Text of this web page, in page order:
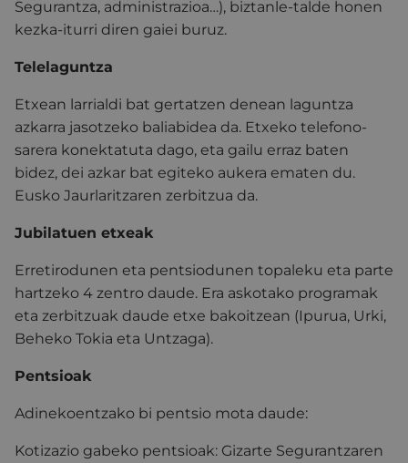
Segurantza, administrazioa…), biztanle-talde honen
kezka-iturri diren gaiei buruz.
Telelaguntza
Etxean larrialdi bat gertatzen denean laguntza
azkarra jasotzeko baliabidea da. Etxeko telefono-
sarera konektatuta dago, eta gailu erraz baten
bidez, dei azkar bat egiteko aukera ematen du.
Eusko Jaurlaritzaren zerbitzua da.
Jubilatuen etxeak
Erretirodunen eta pentsiodunen topaleku eta parte
hartzeko 4 zentro daude. Era askotako programak
eta zerbitzuak daude etxe bakoitzean (Ipurua, Urki,
Beheko Tokia eta Untzaga).
Pentsioak
Adinekoentzako bi pentsio mota daude:
Kotizazio gabeko pentsioak: Gizarte Segurantzaren